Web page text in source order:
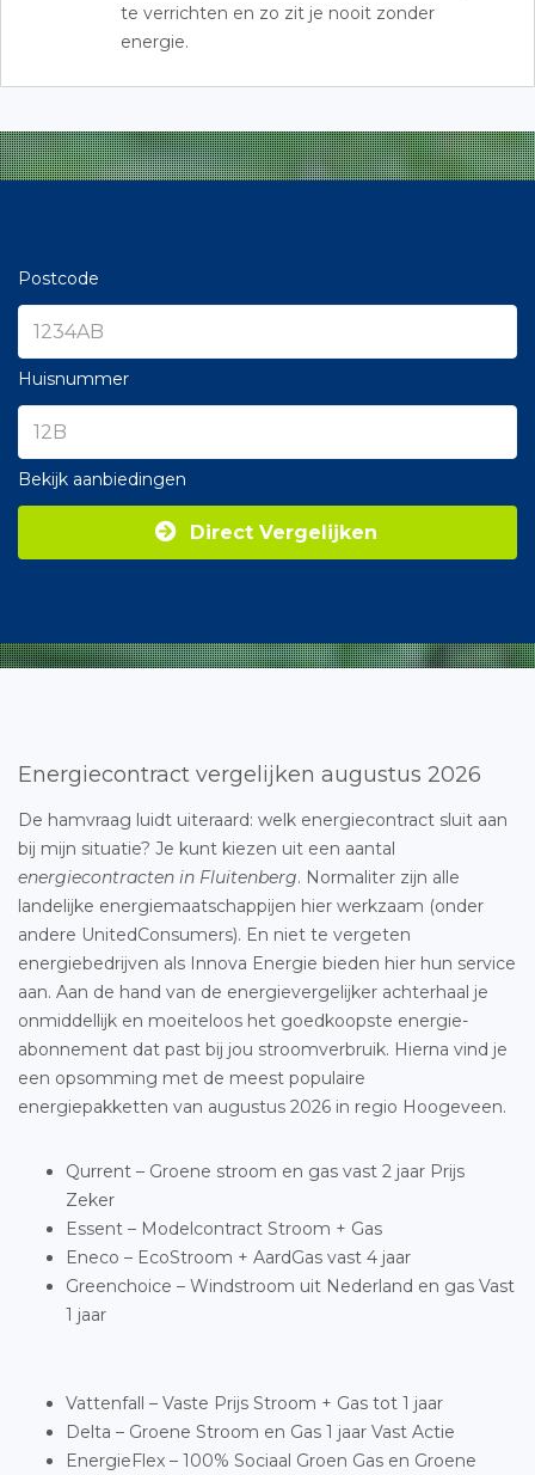
te verrichten en zo zit je nooit zonder
energie.
Postcode
Huisnummer
Bekijk aanbiedingen
Direct Vergelijken
Energiecontract vergelijken augustus 2026
De hamvraag luidt uiteraard: welk energiecontract sluit aan
bij mijn situatie? Je kunt kiezen uit een aantal
energiecontracten in Fluitenberg. Normaliter zijn alle
landelijke energiemaatschappijen hier werkzaam (onder
andere UnitedConsumers). En niet te vergeten
energiebedrijven als Innova Energie bieden hier hun service
aan. Aan de hand van de energievergelijker achterhaal je
onmiddellijk en moeiteloos het goedkoopste energie-
abonnement dat past bij jou stroomverbruik. Hierna vind je
een opsomming met de meest populaire
energiepakketten van augustus 2026 in regio Hoogeveen.
Qurrent – Groene stroom en gas vast 2 jaar Prijs
Zeker
Essent – Modelcontract Stroom + Gas
Eneco – EcoStroom + AardGas vast 4 jaar
Greenchoice – Windstroom uit Nederland en gas Vast
1 jaar
Vattenfall – Vaste Prijs Stroom + Gas tot 1 jaar
Delta – Groene Stroom en Gas 1 jaar Vast Actie
EnergieFlex – 100% Sociaal Groen Gas en Groene